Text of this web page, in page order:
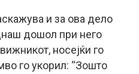
и за ова дело
дошол при него
носејќи го
го укорил: “Зошто